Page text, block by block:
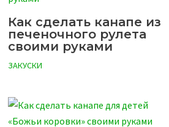
Как сделать канапе из
печеночного рулета
своими руками
ЗАКУСКИ